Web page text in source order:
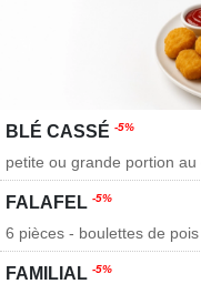
BLÉ CASSÉ -5%
petite ou grande portion au
FALAFEL -5%
6 pièces - boulettes de
FAMILIAL -5%